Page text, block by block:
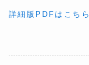
詳細版PDFはこちら